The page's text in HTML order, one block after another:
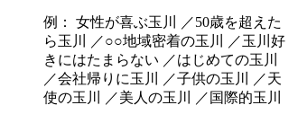
例： 女性が喜ぶ玉川 ／50歳を超えた
ら玉川 ／○○地域密着の玉川 ／玉川好
きにはたまらない ／はじめての玉川
／会社帰りに玉川 ／子供の玉川 ／天
使の玉川 ／美人の玉川 ／国際的玉川